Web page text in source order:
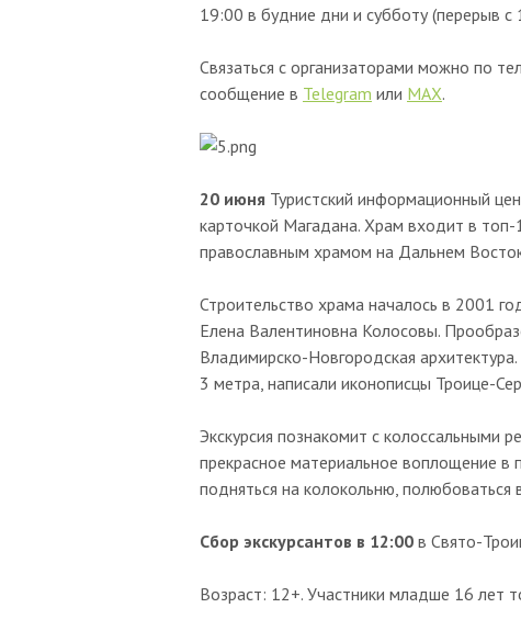
19:00 в будние дни и субботу (перерыв
Связаться с организаторами можно по
сообщение в Telegram или MAX.
20 июня Туристский информационный
карточкой Магадана. Храм входит в
православным храмом на Дальнем
Строительство храма началось в 2001
Елена Валентиновна Колосовы.
Владимирско-Новгородская
3 метра, написали иконописцы Троице-
Экскурсия познакомит с колоссальными
прекрасное материальное воплощение в
подняться на колокольню,
Сбор экскурсантов в 12:00 в Свято-
Возраст: 12+. Участники младше 16 лет